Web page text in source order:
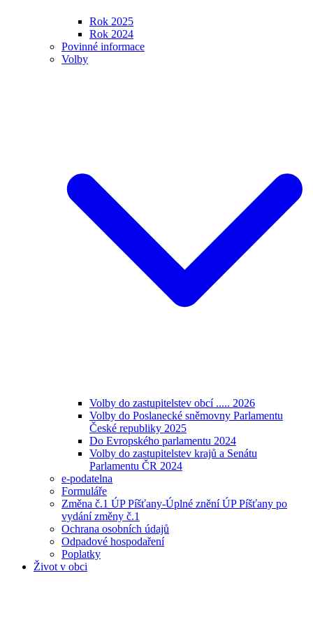
Rok 2025
Rok 2024
Povinné informace
Volby
Volby do zastupitelstev obcí ..... 2026
Volby do Poslanecké sněmovny Parlamentu
České republiky 2025
Do Evropského parlamentu 2024
Volby do zastupitelstev krajů a Senátu
Parlamentu ČR 2024
e-podatelna
Formuláře
Změna č.1 ÚP Píšťany-Úplné znění ÚP Píšťany po
vydání změny č.1
Ochrana osobních údajů
Odpadové hospodaření
Poplatky
Život v obci